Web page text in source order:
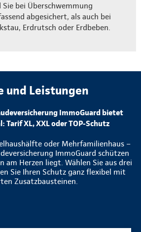
Sie bei Überschwemmung
abgesichert, als auch bei
Erdrutsch oder Erdbeben.
und Leistungen
ImmoGuard bietet
Tarif XL, XXL oder TOP-Schutz
oder Mehrfamilienhaus –
ImmoGuard schützen
am Herzen liegt. Wählen Sie aus drei
Sie Ihren Schutz ganz flexibel mit
Zusatzbausteinen.